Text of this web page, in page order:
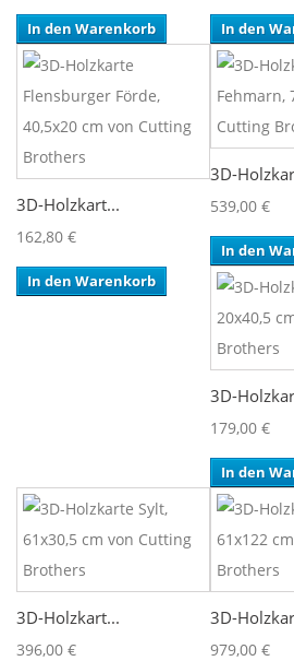
In den Warenkorb In den
3D-Holzkart...
162,80 €
In den Warenkorb
3D-
539,00 €
In den
3D-
179,00 €
In den
3D-Holzkart...
396,00 €
3D-
979,00 €